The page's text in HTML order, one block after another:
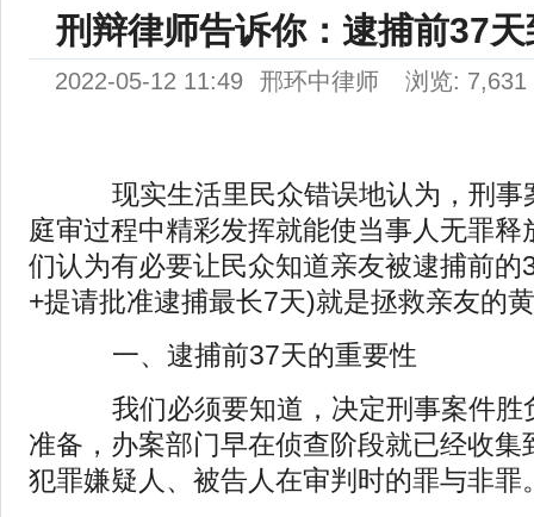
刑辩律师告诉你：逮捕前37
2022-05-12 11:49 邢环中律师 浏览: 7,631
现实生活里民众错误地认为，刑事
庭审过程中精彩发挥就能使当事人无罪释
们认为有必要让民众知道亲友被逮捕前的
+提请批准逮捕最长7天)就是拯救亲友的
一、逮捕前37天的重要性
我们必须要知道，决定刑事案件胜
准备，办案部门早在侦查阶段就已经收集
犯罪嫌疑人、被告人在审判时的罪与非罪